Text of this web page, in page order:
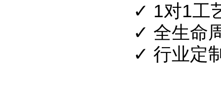
✓ 1对1工
✓ 全生命
✓ 行业定